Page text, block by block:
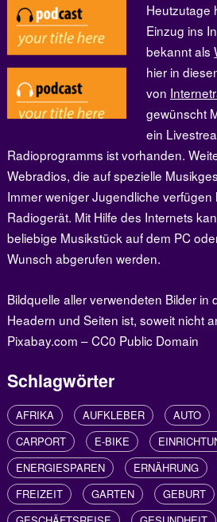
Heutzutage
Einzug ins
bekannt als
hier in
von
gewünscht
ein
Radioprogramms ist vorhanden.
Webradios, die auf spezielle
Immer weniger Jugendliche
Radiogerät. Mit Hilfe des Internets
beliebige Musikstück auf dem PC
Wunsch abgerufen werden.
Bildquelle aller verwendeten Bilder in
Headern und Seiten ist, soweit nicht
Pixabay.com – CC0 Public Domain
Schlagwörter
AFRIKA AUFKLEBER AUTO
CARPORT
E-BIKE
ENERGIESPAREN
ERNÄHRUNG
FREIZEIT
GARTEN GEBURT